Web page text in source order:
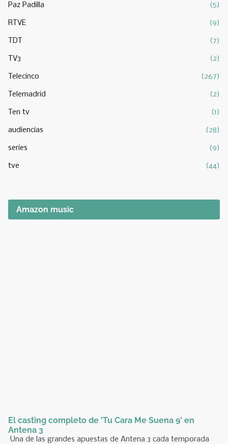
Paz Padilla (5)
RTVE (9)
TDT (7)
TV3 (2)
Telecinco (267)
Telemadrid (2)
Ten tv (1)
audiencias (28)
series (9)
tve (44)
Amazon music
El casting completo de 'Tu Cara Me Suena 9' en
Antena 3
Una de las grandes apuestas de Antena 3 cada temporada